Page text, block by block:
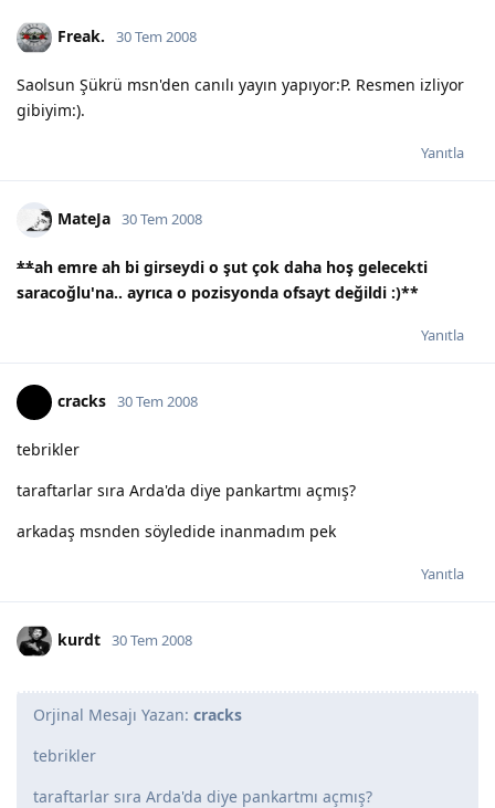
Freak. 30 Tem 2008
Saolsun Şükrü msn'den canılı yayın yapıyor:P. Resmen izliyor
gibiyim:).
Yanıtla
MateJa 30 Tem 2008
**ah emre ah bi girseydi o şut çok daha hoş gelecekti
saracoğlu'na.. ayrıca o pozisyonda ofsayt değildi :)**
Yanıtla
cracks 30 Tem 2008
tebrikler
taraftarlar sıra Arda'da diye pankartmı açmış?
arkadaş msnden söyledide inanmadım pek
Yanıtla
kurdt 30 Tem 2008
Orjinal Mesajı Yazan: cracks
tebrikler
taraftarlar sıra Arda'da diye pankartmı açmış?